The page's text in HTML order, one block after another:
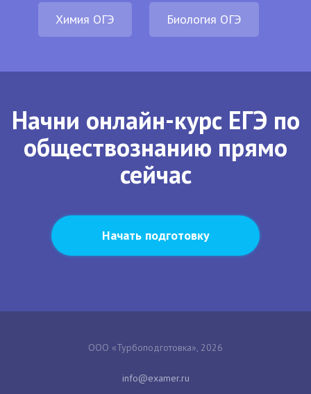
Химия ОГЭ Биология ОГЭ
Начни онлайн-курс ЕГЭ по
обществознанию прямо
сейчас
Начать подготовку
ООО «Турбоподготовка», 2026